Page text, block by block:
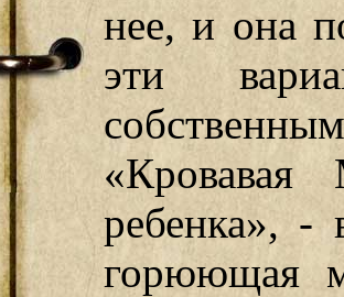
нее, и она
эти
ребенка», -
горюющая